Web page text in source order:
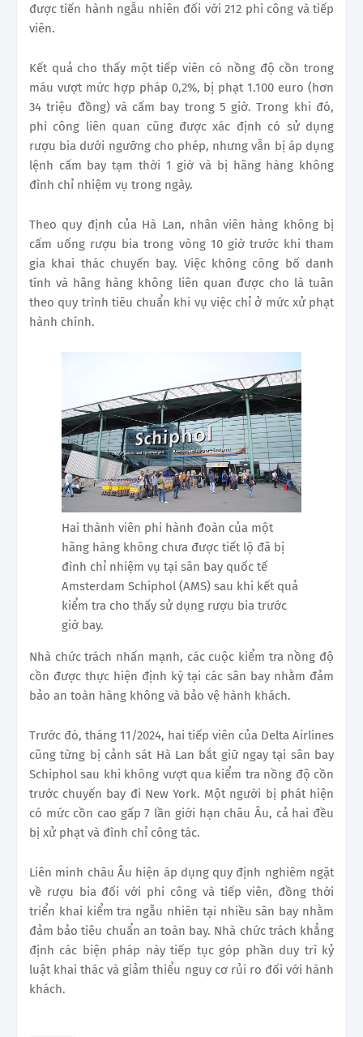
được tiến hành ngẫu nhiên đối với 212 phi công và tiếp
viên.
Kết quả cho thấy một tiếp viên có nồng độ cồn trong
máu vượt mức hợp pháp 0,2%, bị phạt 1.100 euro (hơn
34 triệu đồng) và cấm bay trong 5 giờ. Trong khi đó,
phi công liên quan cũng được xác định có sử dụng
rượu bia dưới ngưỡng cho phép, nhưng vẫn bị áp dụng
lệnh cấm bay tạm thời 1 giờ và bị hãng hàng không
đình chỉ nhiệm vụ trong ngày.
Theo quy định của Hà Lan, nhân viên hàng không bị
cấm uống rượu bia trong vòng 10 giờ trước khi tham
gia khai thác chuyến bay. Việc không công bố danh
tính và hãng hàng không liên quan được cho là tuân
theo quy trình tiêu chuẩn khi vụ việc chỉ ở mức xử phạt
hành chính.
Hai thành viên phi hành đoàn của một
hãng hàng không chưa được tiết lộ đã bị
đình chỉ nhiệm vụ tại sân bay quốc tế
Amsterdam Schiphol (AMS) sau khi kết quả
kiểm tra cho thấy sử dụng rượu bia trước
giờ bay.
Nhà chức trách nhấn mạnh, các cuộc kiểm tra nồng độ
cồn được thực hiện định kỳ tại các sân bay nhằm đảm
bảo an toàn hàng không và bảo vệ hành khách.
Trước đó, tháng 11/2024, hai tiếp viên của Delta Airlines
cũng từng bị cảnh sát Hà Lan bắt giữ ngay tại sân bay
Schiphol sau khi không vượt qua kiểm tra nồng độ cồn
trước chuyến bay đi New York. Một người bị phát hiện
có mức cồn cao gấp 7 lần giới hạn châu Âu, cả hai đều
bị xử phạt và đình chỉ công tác.
Liên minh châu Âu hiện áp dụng quy định nghiêm ngặt
về rượu bia đối với phi công và tiếp viên, đồng thời
triển khai kiểm tra ngẫu nhiên tại nhiều sân bay nhằm
đảm bảo tiêu chuẩn an toàn bay. Nhà chức trách khẳng
định các biện pháp này tiếp tục góp phần duy trì kỷ
luật khai thác và giảm thiểu nguy cơ rủi ro đối với hành
khách.